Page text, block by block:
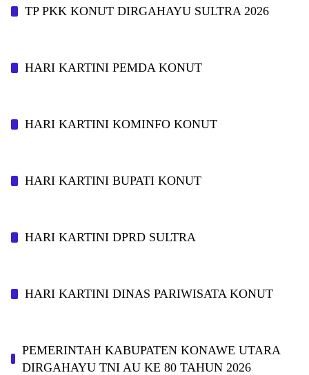
TP PKK KONUT DIRGAHAYU SULTRA 2026
HARI KARTINI PEMDA KONUT
HARI KARTINI KOMINFO KONUT
HARI KARTINI BUPATI KONUT
HARI KARTINI DPRD SULTRA
HARI KARTINI DINAS PARIWISATA KONUT
PEMERINTAH KABUPATEN KONAWE UTARA
DIRGAHAYU TNI AU KE 80 TAHUN 2026